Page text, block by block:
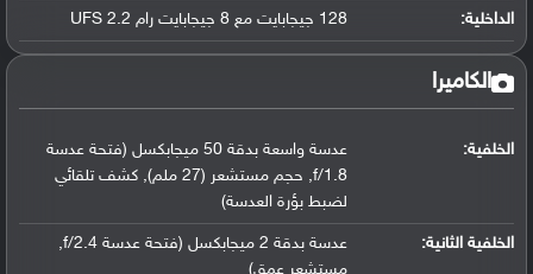
الداخلية: 128 جيجابايت مع 8 جيجابايت رام UFS 2.2
الكاميرا
الخلفية:
عدسة واسعة بدقة 50 ميجابكسل (فتحة عدسة
f/1.8, حجم مستشعر (27 ملم), كشف تلقائي
لضبط بؤرة العدسة)
الخلفية الثانية:
عدسة بدقة 2 ميجابكسل (فتحة عدسة f/2.4,
مستشعر عمق)